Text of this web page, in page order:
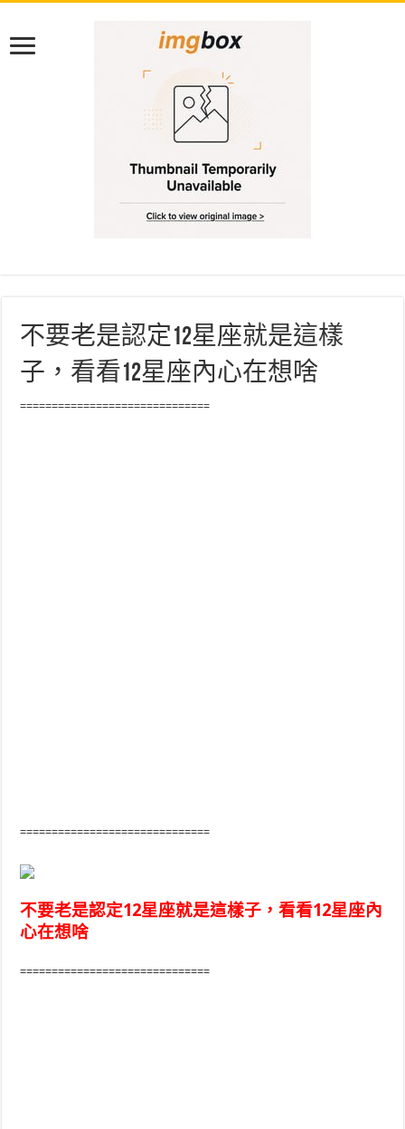
不要老是認定12星座就是這樣
子，看看12星座內心在想啥
==============================
==============================
不要老是認定12星座就是這樣子，看看12星座內
心在想啥
==============================